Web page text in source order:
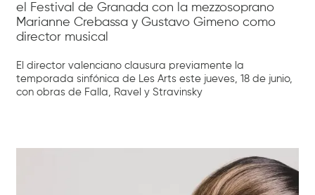
el Festival de Granada con la mezzosoprano
Marianne Crebassa y Gustavo Gimeno como
director musical
El director valenciano clausura previamente la
temporada sinfónica de Les Arts este jueves, 18 de junio,
con obras de Falla, Ravel y Stravinsky